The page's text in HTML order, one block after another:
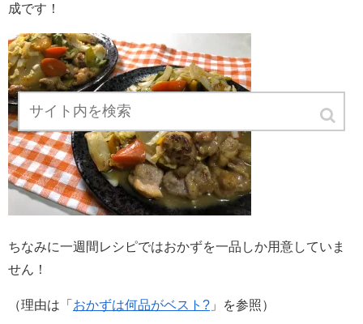
成です！
ちなみに一週間レシピではおかずを一品しか用意していま
せん！
（理由は「 おかずは何品がベスト? 」を参照）